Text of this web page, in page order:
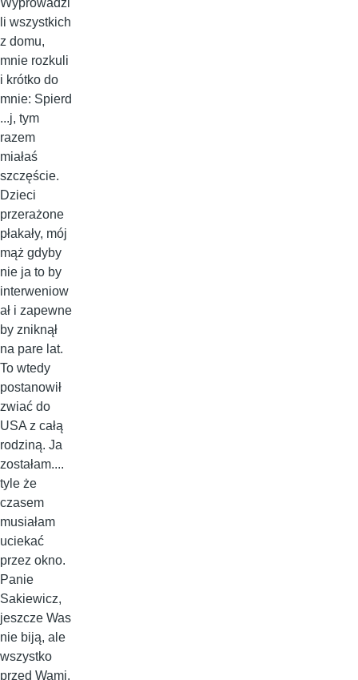
Wyprowadzi
li wszystkich
z domu,
mnie rozkuli
i krótko do
mnie: Spierd
...j, tym
razem
miałaś
szczęście.
Dzieci
przerażone
płakały, mój
mąż gdyby
nie ja to by
interweniow
ał i zapewne
by zniknął
na pare lat.
To wtedy
postanowił
zwiać do
USA z całą
rodziną. Ja
zostałam....
tyle że
czasem
musiałam
uciekać
przez okno.
Panie
Sakiewicz,
jeszcze Was
nie biją, ale
wszystko
przed Wami.